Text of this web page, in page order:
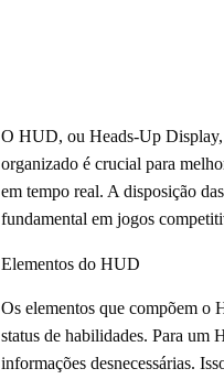
O HUD, ou Heads-Up Display,
organizado é crucial para
em tempo real. A disposição
fundamental em jogos
Elementos do HUD
Os elementos que compõem o
status de habilidades. Para um
informações desnecessárias.